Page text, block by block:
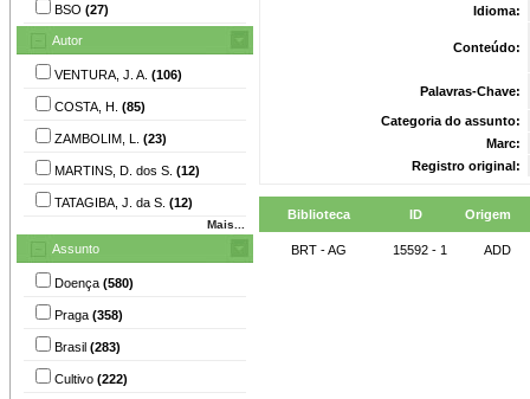
BSO (27)
Autor
VENTURA, J. A. (106)
COSTA, H. (85)
ZAMBOLIM, L. (23)
MARTINS, D. dos S. (12)
TATAGIBA, J. da S. (12)
Mais...
Assunto
Doença (580)
Praga (358)
Brasil (283)
Cultivo (222)
Idioma:
Conteúdo:
Palavras-Chave:
Categoria do assunto:
Marc:
Registro original:
Biblioteca ID Origem
BRT - AG 15592 - 1 ADD